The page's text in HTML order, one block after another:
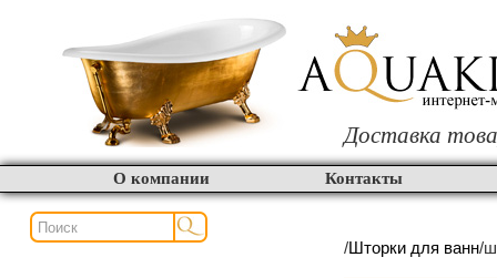
Доставка
О компании Контакты
/Шторки для ванн/